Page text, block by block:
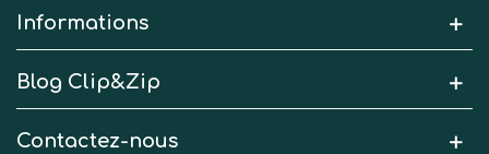
Informations
Blog Clip&Zip
Contactez-nous